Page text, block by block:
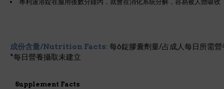
專利速溶錠在服用後數分鐘內，就會在消化系統分解，容易被人體吸收
成份含量/Nutrition Facts: 每6錠膠囊劑量/占成人每日所需營
*每日營養攝取未建立
Supplement Facts